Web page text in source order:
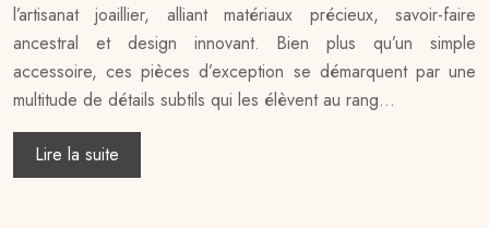
l’artisanat joaillier, alliant matériaux précieux, savoir-faire
ancestral et design innovant. Bien plus qu’un simple
accessoire, ces pièces d’exception se démarquent par une
multitude de détails subtils qui les élèvent au rang…
Lire la suite